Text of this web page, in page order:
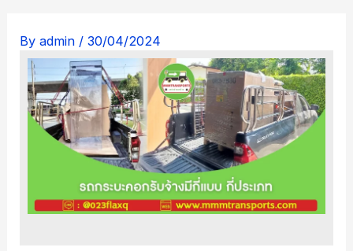
Byadmin /30/04/2024